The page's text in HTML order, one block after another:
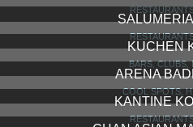
KUCHEN
BARS, CLUBS,
ARENA
COOL SPOTS,
KANTINE